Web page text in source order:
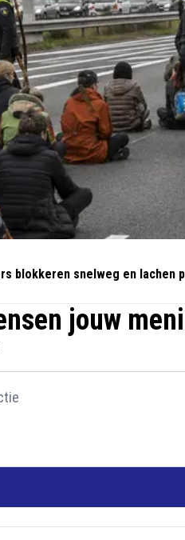
blokkeren snelweg en
jouw